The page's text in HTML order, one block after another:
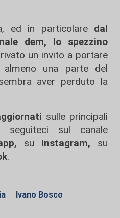
ed in particolaredal
dem, lo spezzino
un invito a portare
almeno una parte del
aver perduto la
sulle principali
seguiteci sul canale
su Instagram, su
.
Ivano Bosco